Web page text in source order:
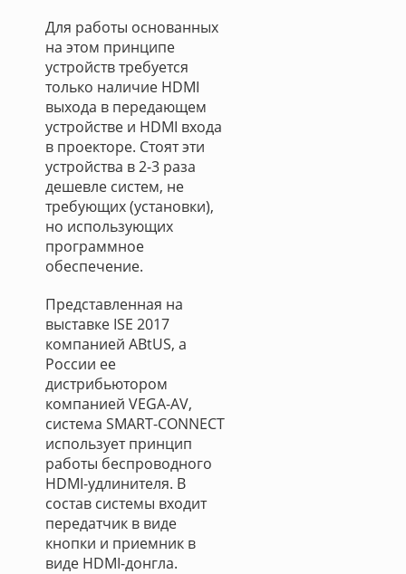
Для работы основанных
на этом принципе
устройств требуется
только наличие HDMI
выхода в передающем
устройстве и HDMI входа
в проекторе. Стоят эти
устройства в 2-3 раза
дешевле систем, не
требующих (установки),
но использующих
программное
обеспечение.
Представленная на
выставке ISE 2017
компанией ABtUS, а
России ее
дистрибьютором
компанией VEGA-AV,
система SMART-CONNECT
использует принцип
работы беспроводного
HDMI-удлинителя. В
состав системы входит
передатчик в виде
кнопки и приемник в
виде HDMI-донгла.